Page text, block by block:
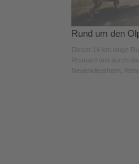
Rund um den
Dieser 14 km lange
Rhonard und durch
Neuenkleusheim,